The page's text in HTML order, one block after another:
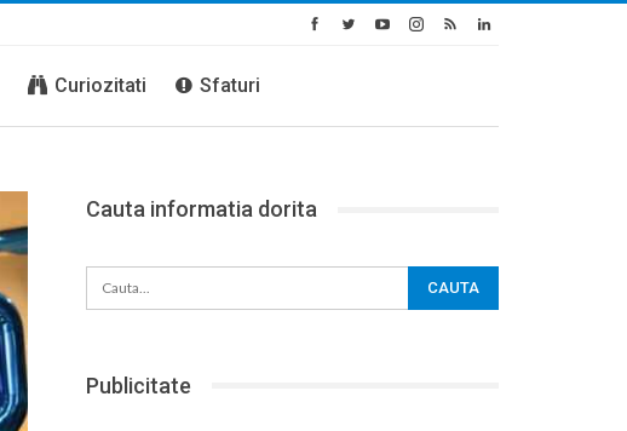
Curiozitati Sfaturi
Cauta informatia dorita
Publicitate